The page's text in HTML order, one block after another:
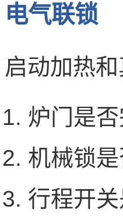
电气联锁
启动加热
炉门是否
机械锁是
行程开